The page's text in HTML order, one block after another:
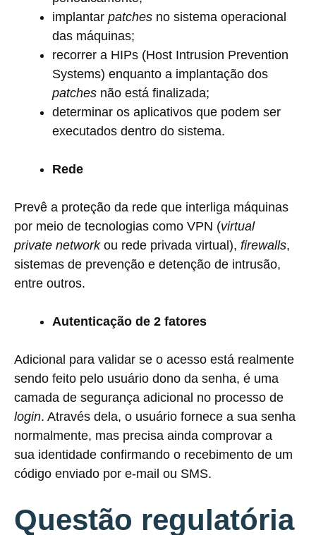
implantar patches no sistema operacional
das máquinas;
recorrer a HIPs (Host Intrusion Prevention
Systems) enquanto a implantação dos
patches não está finalizada;
determinar os aplicativos que podem ser
executados dentro do sistema.
Rede
Prevê a proteção da rede que interliga máquinas
por meio de tecnologias como VPN (virtual
private networkou rede privada virtual), firewalls,
sistemas de prevenção e detenção de intrusão,
entre outros.
Autenticação de 2 fatores
Adicional para validar se o acesso está realmente
sendo feito pelo usuário dono da senha, é uma
camada de segurança adicional no processo de
login. Através dela, o usuário fornece a sua senha
normalmente, mas precisa ainda comprovar a
sua identidade confirmando o recebimento de um
código enviado por e-mail ou SMS.
Questão regulatória